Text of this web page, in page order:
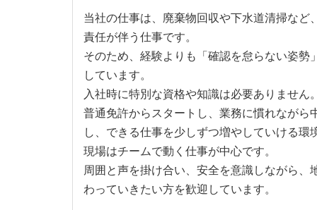
当社の仕事は、廃棄物回収や下水道清掃な
責任が伴う仕事です。
そのため、経験よりも「確認を怠らない姿
しています。
入社時に特別な資格や知識は必要ありません
普通免許からスタートし、業務に慣れながら
し、できる仕事を少しずつ増やしていける環
現場はチームで動く仕事が中心です。
周囲と声を掛け合い、安全を意識しながら
わっていきたい方を歓迎しています。